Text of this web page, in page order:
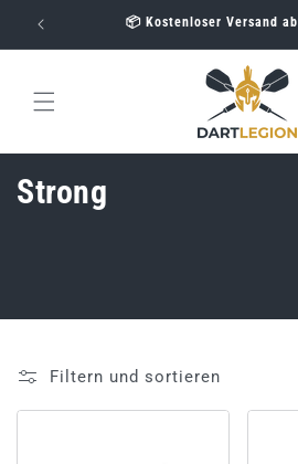
zum
Inhalt
📦 Kostenloser Versand
K
e
g
o
Strong
Filtern und sortieren